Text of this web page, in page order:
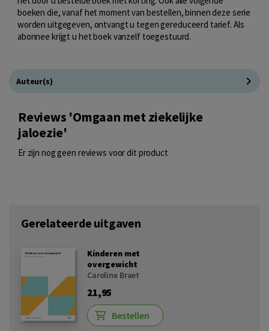
boeken die, vanaf het moment van bestellen, binnen deze serie
worden uitgegeven, ontvangt u tegen gereduceerd tarief. Als
abonnee krijgt u het boek vanzelf toegestuurd.
Auteur(s)
Reviews 'Omgaan met ziekelijke
jaloezie'
Er zijn nog geen reviews voor dit product
Gerelateerde uitgaven
Kinderen met
overgewicht
Caroline Braet
21,95
Bestellen